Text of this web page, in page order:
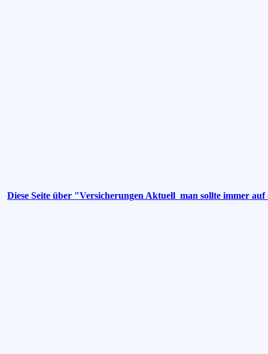
Diese Seite über "Versicherungen Aktuell  man sollte immer